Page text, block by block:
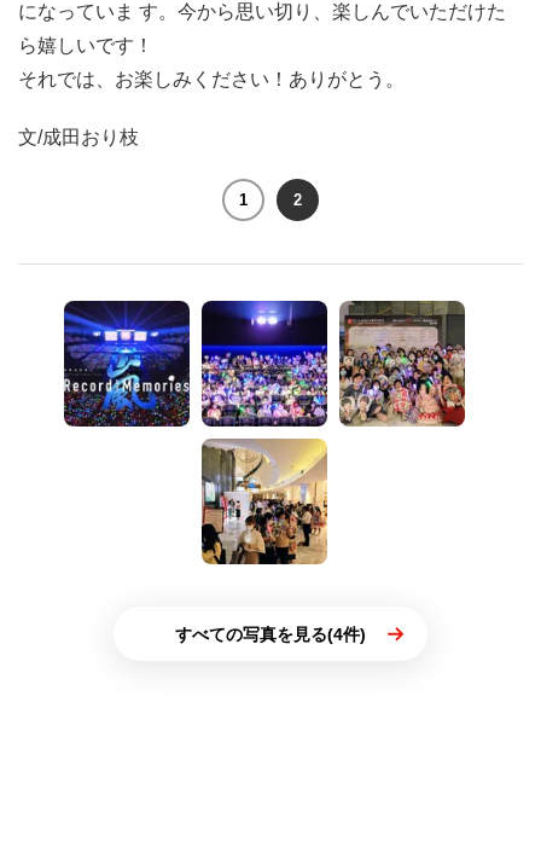
になっていま す。今から思い切り、楽しんでいただけた
ら嬉しいです！
それでは、お楽しみください！ありがとう。
文/成田おり枝
1 2
すべての写真を見る(4件)